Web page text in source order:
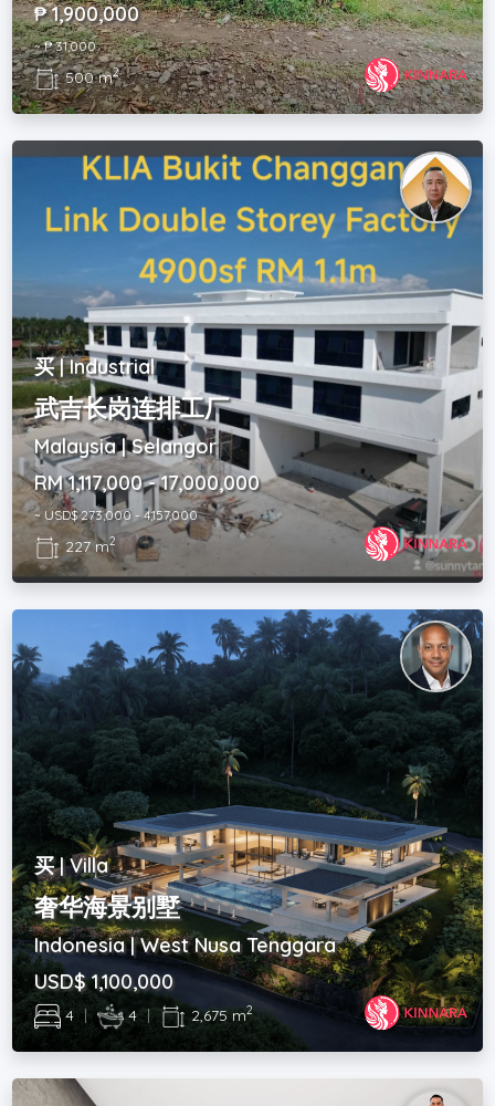
₱ 1,900,000
~ ₱ 31,000
500 m2
买 | Industrial
武吉长岗连排工厂
Malaysia | Selangor
RM 1,117,000 - 17,000,000
~ USD$ 273,000 - 4,157,000
227 m2
买 | Villa
奢华海景别墅
Indonesia | West Nusa Tenggara
USD$ 1,100,000
4 | 4 | 2,675 m2